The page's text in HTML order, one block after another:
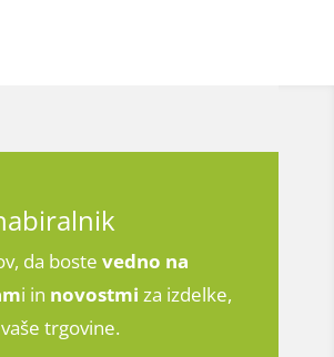
da bostevedno na
i in novostmi za izdelke,
trgovine.